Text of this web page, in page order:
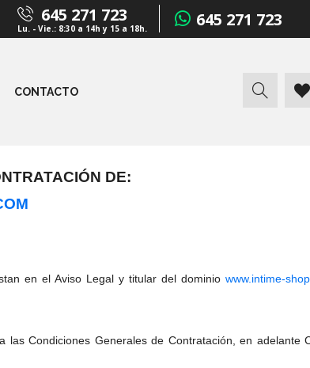
645 271 723
Lu. - Vie.: 8:30 a 14h y 15 a 18h. 645 271 723
CONTACTO
DE:
en el Aviso Legal y titular del dominio www.intime-
Condiciones Generales de Contratación, en adelante